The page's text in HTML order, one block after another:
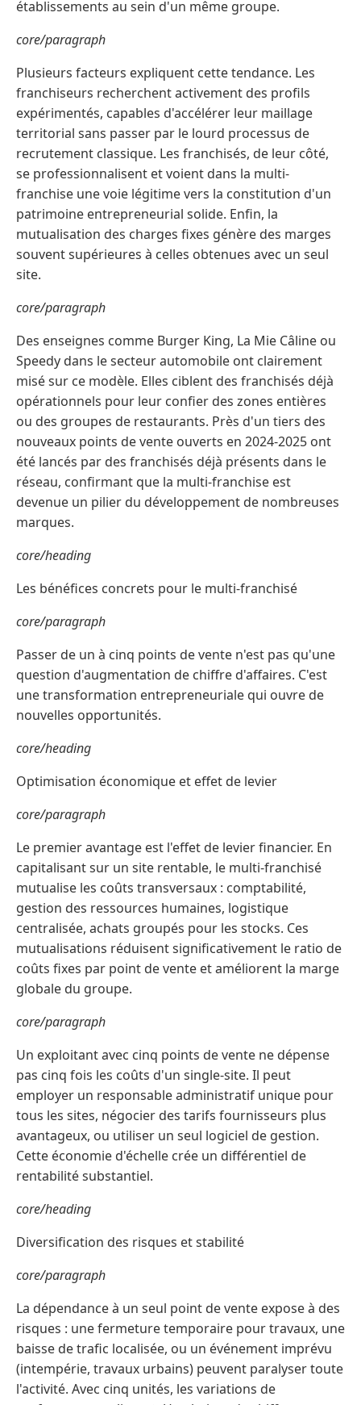
établissements au sein d'un même groupe.
core/paragraph
Plusieurs facteurs expliquent cette tendance. Les
franchiseurs recherchent activement des profils
expérimentés, capables d'accélérer leur maillage
territorial sans passer par le lourd processus de
recrutement classique. Les franchisés, de leur côté,
se professionnalisent et voient dans la multi-
franchise une voie légitime vers la constitution d'un
patrimoine entrepreneurial solide. Enfin, la
mutualisation des charges fixes génère des marges
souvent supérieures à celles obtenues avec un seul
site.
core/paragraph
Des enseignes comme Burger King, La Mie Câline ou
Speedy dans le secteur automobile ont clairement
misé sur ce modèle. Elles ciblent des franchisés déjà
opérationnels pour leur confier des zones entières
ou des groupes de restaurants. Près d'un tiers des
nouveaux points de vente ouverts en 2024-2025 ont
été lancés par des franchisés déjà présents dans le
réseau, confirmant que la multi-franchise est
devenue un pilier du développement de nombreuses
marques.
core/heading
Les bénéfices concrets pour le multi-franchisé
core/paragraph
Passer de un à cinq points de vente n'est pas qu'une
question d'augmentation de chiffre d'affaires. C'est
une transformation entrepreneuriale qui ouvre de
nouvelles opportunités.
core/heading
Optimisation économique et effet de levier
core/paragraph
Le premier avantage est l'effet de levier financier. En
capitalisant sur un site rentable, le multi-franchisé
mutualise les coûts transversaux : comptabilité,
gestion des ressources humaines, logistique
centralisée, achats groupés pour les stocks. Ces
mutualisations réduisent significativement le ratio de
coûts fixes par point de vente et améliorent la marge
globale du groupe.
core/paragraph
Un exploitant avec cinq points de vente ne dépense
pas cinq fois les coûts d'un single-site. Il peut
employer un responsable administratif unique pour
tous les sites, négocier des tarifs fournisseurs plus
avantageux, ou utiliser un seul logiciel de gestion.
Cette économie d'échelle crée un différentiel de
rentabilité substantiel.
core/heading
Diversification des risques et stabilité
core/paragraph
La dépendance à un seul point de vente expose à des
risques : une fermeture temporaire pour travaux, une
baisse de trafic localisée, ou un événement imprévu
(intempérie, travaux urbains) peuvent paralyser toute
l'activité. Avec cinq unités, les variations de